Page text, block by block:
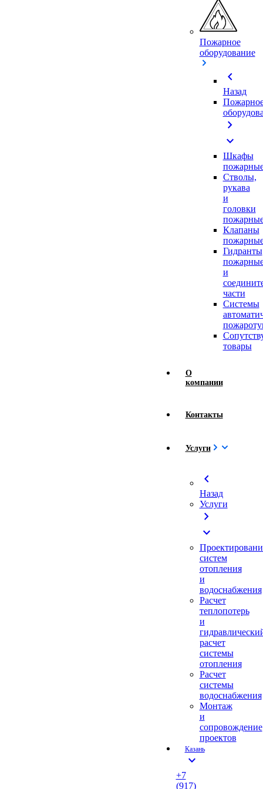
Пожарное
оборудование
chevron_left
Назад
chevron_right
expand_more
Шкафы
Стволы,
рукава
и
головки
Клапаны
Гидранты
и
части
Системы
товары
О
компании
Контакты
Услуги
chevron_left
Назад
Услуги
chevron_right
expand_more
систем
отопления
и
водоснабжения
Расчет
теплопотерь
и
расчет
системы
отопления
Расчет
системы
водоснабжения
Монтаж
и
сопровождение
проектов
Казань
expand_more
+7
(917)